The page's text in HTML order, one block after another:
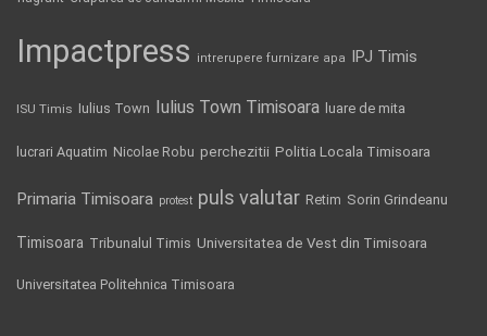
Impactpress intrerupere furnizare apa IPJ Timis
ISU Timis Iulius Town Iulius Town Timisoara luare de mita
lucrari Aquatim Nicolae Robu perchezitii Politia Locala Timisoara
Primaria Timisoara protest puls valutar Retim Sorin Grindeanu
Timisoara Tribunalul Timis Universitatea de Vest din Timisoara
Universitatea Politehnica Timisoara